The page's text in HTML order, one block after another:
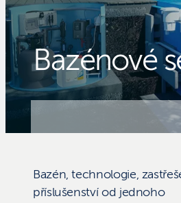
Bazénové
Bazén, technologie,
příslušenství od jednoho